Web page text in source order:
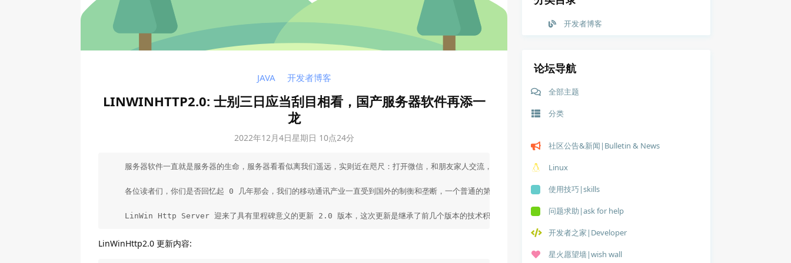
JAVA 开发者博客
LINWINHTTP2.0: 士别三日应当刮目相看，国产服务器软件再添一
龙
2022年12月4日星期日 10点24分
服务器软件一直就是服务器的生命，服务器看看似离我们遥远，实则近在咫尺：打开微信，和朋友家人交流，需要经过微信的远程服务器；打开知乎，刷刷文章，这同样需要连接到知乎的远
各位读者们，你们是否回忆起 0 几年那会，我们的移动通讯产业一直受到国外的制衡和垄断，一个普通的第一代智能机，居然能够卖到上万块钱；而随着国内国产手机产业的兴起，华为、
LinWin Http Server 迎来了具有里程碑意义的更新 2.0 版本，这次更新是继承了前几个版本的技术积累以及理解利用优化和创新而成的。LinWin Http 从 1.0 开始就就布满了荆棘
LinWinHttp2.0 更新内容:
开发者博客
论坛导航
全部主题
分类
社区公告&新闻|Bulletin & News
Linux
使用技巧|skills
问题求助|ask for help
开发者之家|Developer
星火愿望墙|wish wall